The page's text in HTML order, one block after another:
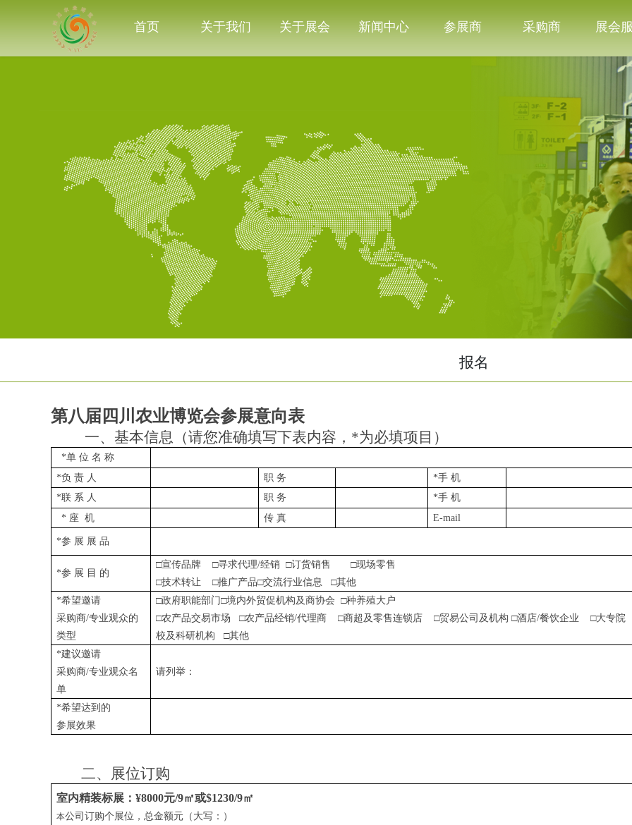
首页 关于我们 关于展会 新闻中心 参展商 采购商 展会
报名
第八届四川农业博览会参展意向表
一、基本信息（请您准确填写下表内容， *为必填项目）
*单 位 名 称
*负 责 人 职 务 *手 机
*联 系 人 职 务 *手 机
* 座 机 传 真 E-mail
*参 展 展 品
*参 展 目 的
□宣传品牌 □寻求代理/经销 □订货销售
□现场零售
□技术转让
□推广产品□交流行业信息
□其他
*希望邀请
采购商/专业观众的
类型
□政府职能部门□境内外贸促机构及商协会
□种养殖大户
□农产品交易市场
□农产品经销/代理商 □商超及零售连锁店 □贸易公司及机构 □酒店/餐饮企业
□大专院
校及科研机构
□其他
*建议邀请
采购商/专业观众名
单
请列举：
*希望达到的
参展效果
二、展位订购
室内精装标展：¥8000元/9㎡或$1230/9㎡
本公司订购个展位，总金额元（大写：）